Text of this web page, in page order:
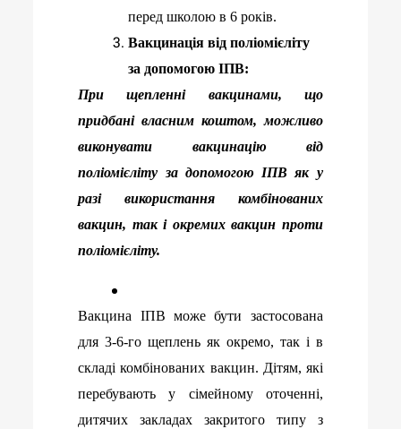
перед школою в 6 років.
Вакцинація від поліомієліту
за допомогою ІПВ:
При щепленні вакцинами, що
придбані власним коштом, можливо
виконувати вакцинацію від
поліомієліту за допомогою ІПВ як у
разі використання комбінованих
вакцин, так і окремих вакцин проти
поліомієліту.
Вакцина ІПВ може бути застосована
для 3-6-го щеплень як окремо, так і в
складі комбінованих вакцин. Дітям, які
перебувають у сімейному оточенні,
дитячих закладах закритого типу з